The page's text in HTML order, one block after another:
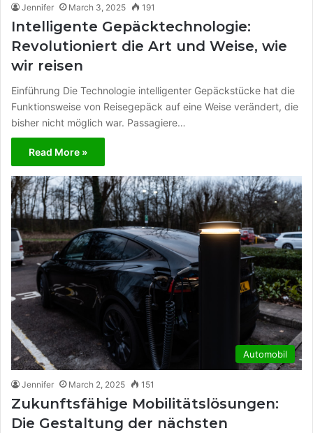
Jennifer March 3, 2025 191
Intelligente Gepäcktechnologie:
Revolutioniert die Art und Weise, wie
wir reisen
Einführung Die Technologie intelligenter Gepäckstücke hat die
Funktionsweise von Reisegepäck auf eine Weise verändert, die
bisher nicht möglich war. Passagiere…
Read More »
Automobil
Jennifer March 2, 2025 151
Zukunftsfähige Mobilitätslösungen:
Die Gestaltung der nächsten